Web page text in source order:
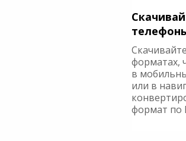
форматах,
в
или в
формат по